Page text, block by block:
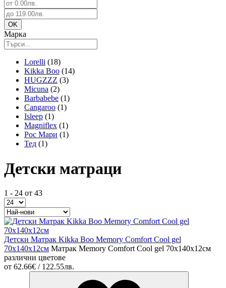
Марка
Lorelli (18)
Kikka Boo (14)
HUGZZZ (3)
Micuna (2)
Barbabebe (1)
Cangaroo (1)
Isleep (1)
Magniflex (1)
Рос Мари (1)
Тед (1)
Детски матраци
1 - 24 от 43
Детски Матрак Kikka Boo Memory Comfort Cool gel
70х140х12см Матрак Memory Comfort Cool gel 70х140х12см
различни цветове
от 62.66€ / 122.55лв.